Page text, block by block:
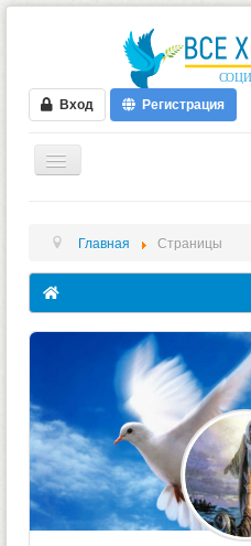
Вход Регистрация
ФОРУМ
ВИДЕО
БЛОГИ
МУЗЫКА
ОПРОСЫ
НОВОСТИ
Главная Страницы